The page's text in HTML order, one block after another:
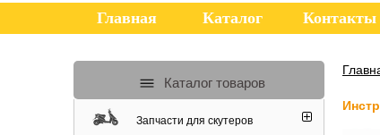
Главная Каталог Контакты
Каталог товаров
Запчасти для скутеров